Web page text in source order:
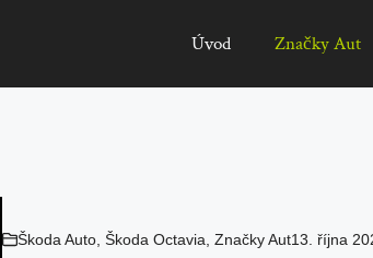
Úvod Značky Aut
Škoda Auto, Škoda Octavia Značky Aut13. října